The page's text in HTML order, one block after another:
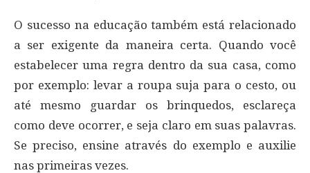
O sucesso na educação também está relacionado
a ser exigente da maneira certa. Quando você
estabelecer uma regra dentro da sua casa, como
por exemplo: levar a roupa suja para o cesto, ou
até mesmo guardar os brinquedos, esclareça
como deve ocorrer, e seja claro em suas palavras.
Se preciso, ensine através do exemplo e auxilie
nas primeiras vezes.